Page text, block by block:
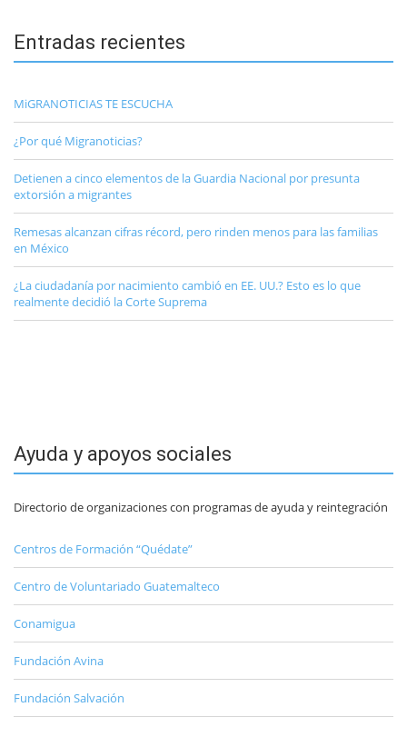
Entradas recientes
MiGRANOTICIAS TE ESCUCHA
¿Por qué Migranoticias?
Detienen a cinco elementos de la Guardia Nacional por presunta
extorsión a migrantes
Remesas alcanzan cifras récord, pero rinden menos para las familias
en México
¿La ciudadanía por nacimiento cambió en EE. UU.? Esto es lo que
realmente decidió la Corte Suprema
Ayuda y apoyos sociales
Directorio de organizaciones con programas de ayuda y reintegración
Centros de Formación “Quédate”
Centro de Voluntariado Guatemalteco
Conamigua
Fundación Avina
Fundación Salvación